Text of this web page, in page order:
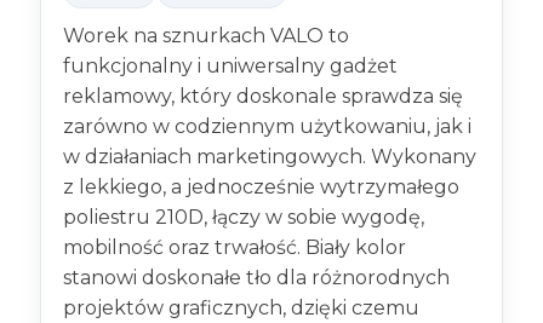
Worek na sznurkach VALO to
funkcjonalny i uniwersalny gadżet
reklamowy, który doskonale sprawdza się
zarówno w codziennym użytkowaniu, jak i
w działaniach marketingowych. Wykonany
z lekkiego, a jednocześnie wytrzymałego
poliestru 210D, łączy w sobie wygodę,
mobilność oraz trwałość. Biały kolor
stanowi doskonałe tło dla różnorodnych
projektów graficznych, dzięki czemu